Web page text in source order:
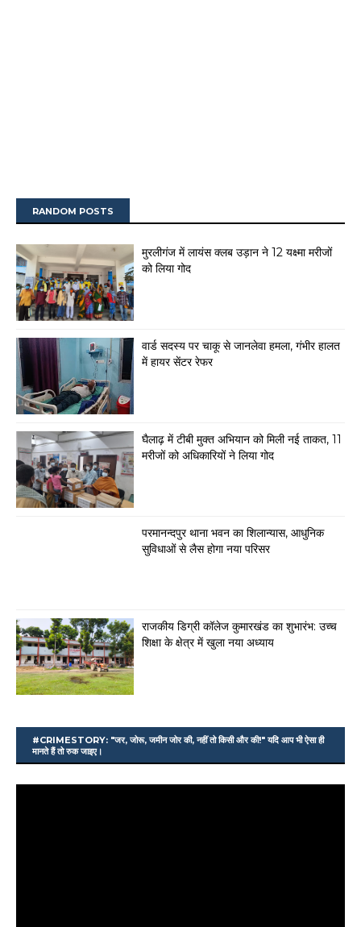
RANDOM POSTS
मुरलीगंज में लायंस क्लब उड़ान ने 12 यक्ष्मा मरीजों
को लिया गोद
वार्ड सदस्य पर चाकू से जानलेवा हमला, गंभीर हालत
में हायर सेंटर रेफर
घैलाढ़ में टीबी मुक्त अभियान को मिली नई ताकत, 11
मरीजों को अधिकारियों ने लिया गोद
परमानन्दपुर थाना भवन का शिलान्यास, आधुनिक
सुविधाओं से लैस होगा नया परिसर
राजकीय डिग्री कॉलेज कुमारखंड का शुभारंभ: उच्च
शिक्षा के क्षेत्र में खुला नया अध्याय
#CRIMESTORY: "जर, जोरू, जमीन जोर की, नहीं तो किसी और की!" यदि आप भी ऐसा ही
मानते हैं तो रुक जाइए।